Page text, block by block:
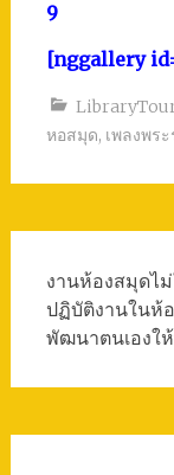
9
[nggallery
หอสมุด, เพลงพร
งานห้องสมุดไ
ปฏิบัติงานในห้
พัฒนาตนเองใ